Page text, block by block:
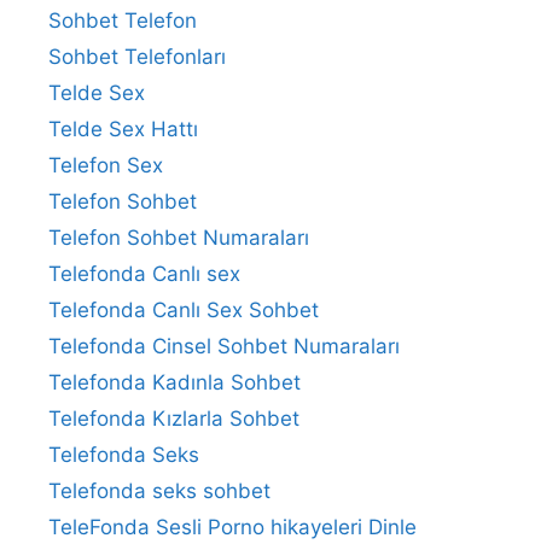
Sohbet Telefon
Sohbet Telefonları
Telde Sex
Telde Sex Hattı
Telefon Sex
Telefon Sohbet
Telefon Sohbet Numaraları
Telefonda Canlı sex
Telefonda Canlı Sex Sohbet
Telefonda Cinsel Sohbet Numaraları
Telefonda Kadınla Sohbet
Telefonda Kızlarla Sohbet
Telefonda Seks
Telefonda seks sohbet
TeleFonda Sesli Porno hikayeleri Dinle